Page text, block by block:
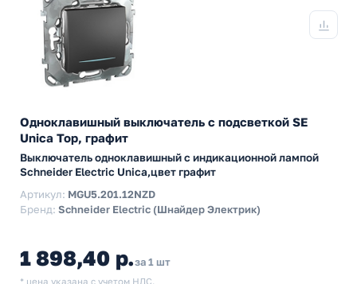
Одноклавишный выключатель с подсветкой SE
Unica Top, графит
Выключатель одноклавишный с индикационной лампой
Schneider Electric Unica,цвет графит
Артикул: MGU5.201.12NZD
Бренд: Schneider Electric (Шнайдер Электрик)
1 898,40 р.за 1 шт
* цена указана с учетом НДС.